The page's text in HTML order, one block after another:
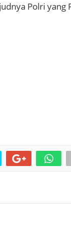
Polri yang